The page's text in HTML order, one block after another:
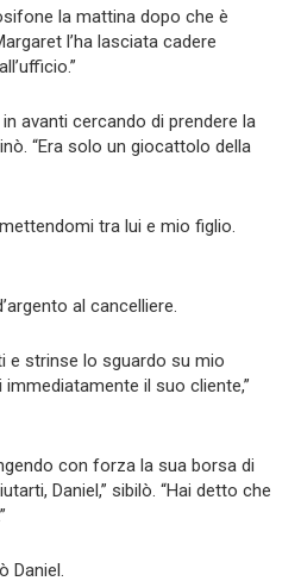
la mattina dopo che è
l’ha lasciata cadere
avanti cercando di prendere la
“Era solo un giocattolo della
tra lui e mio figlio.
al cancelliere.
e strinse lo sguardo su mio
il suo cliente,”
con forza la sua borsa di
Daniel,” sibilò. “Hai detto che
Daniel.